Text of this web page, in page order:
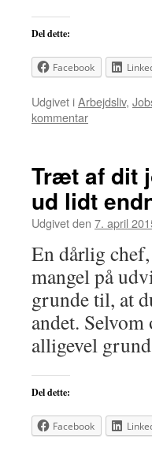
Del dette:
Facebook
Udgivet iArbejdsliv,
kommentar
Træt af dit
ud lidt
Udgivet den 7. april
En dårlig
mangel på
grunde til, at
andet.
alligevel
Del dette:
Facebook